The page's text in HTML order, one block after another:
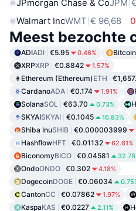
JPmorgan Chase & CoJPM
Walmart IncWMT € 96,68
Meest bezochte
ADIADI €5.95 0.46% Bitcoin
XRPXRP €0.8842 1.57%
Ethereum (Ethereum)ETH
CardanoADA €0.174 1.91%
SolanaSOL €63.70 0.73%
SKYAISKYAI €0.1045 16.83%
Shiba InuSHIB €0.000003999
HashflowHFT €0.01132 62.61%
BiconomyBICO €0.04581
OndoONDO €0.302 4.18%
DogecoinDOGE €0.06034
CantonCC €0.07862 1.97%
KaspaKAS €0.0227 2.11%